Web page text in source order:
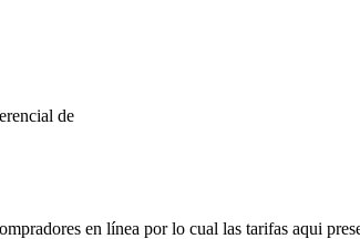
de
en línea por lo cual las tarifas aqui